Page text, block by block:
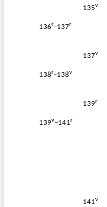
135v
136r−137r
137v
138r−138v
139r
139v−141r
141v